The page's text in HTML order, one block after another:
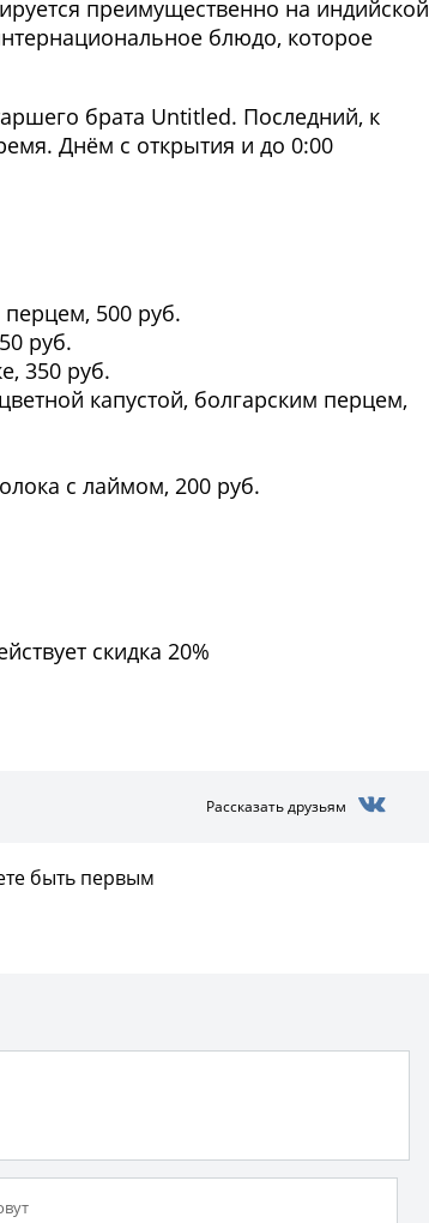
преимущественно на индийской
блюдо, которое
брата Untitled. Последний, к
Днём с открытия и до 0:00
500 руб.
руб.
350 руб.
капустой, болгарским перцем,
с лаймом, 200 руб.
скидка 20%
Рассказать друзьям
быть первым